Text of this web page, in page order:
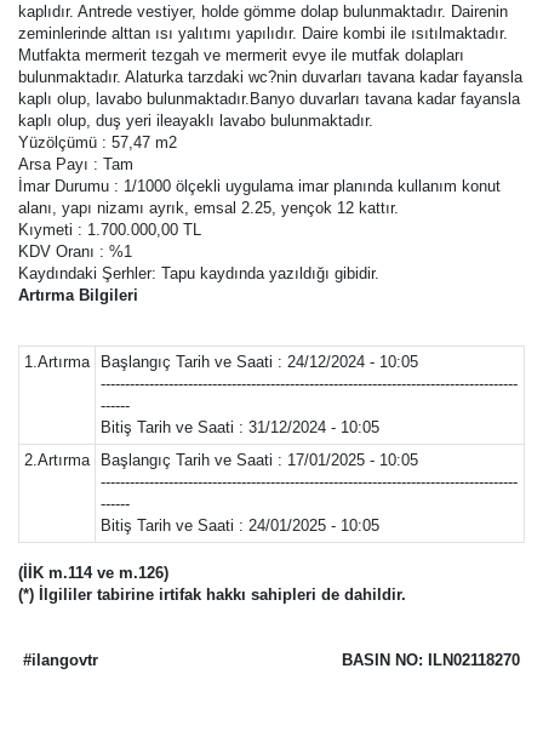
kaplıdır. Antrede vestiyer, holde gömme dolap bulunmaktadır. Dairenin
zeminlerinde alttan ısı yalıtımı yapılıdır. Daire kombi ile ısıtılmaktadır.
Mutfakta mermerit tezgah ve mermerit evye ile mutfak dolapları
bulunmaktadır. Alaturka tarzdaki wc?nin duvarları tavana kadar fayansla
kaplı olup, lavabo bulunmaktadır.Banyo duvarları tavana kadar fayansla
kaplı olup, duş yeri ileayaklı lavabo bulunmaktadır.
Yüzölçümü : 57,47 m2
Arsa Payı : Tam
İmar Durumu : 1/1000 ölçekli uygulama imar planında kullanım konut
alanı, yapı nizamı ayrık, emsal 2.25, yençok 12 kattır.
Kıymeti : 1.700.000,00 TL
KDV Oranı : %1
Kaydındaki Şerhler: Tapu kaydında yazıldığı gibidir.
Artırma Bilgileri
1.Artırma
Başlangıç Tarih ve Saati : 24/12/2024 - 10:05
--------------------------------------------------------------------------------------
------
Bitiş Tarih ve Saati : 31/12/2024 - 10:05
2.Artırma
Başlangıç Tarih ve Saati : 17/01/2025 - 10:05
--------------------------------------------------------------------------------------
------
Bitiş Tarih ve Saati : 24/01/2025 - 10:05
(İİK m.114 ve m.126)
(*) İlgililer tabirine irtifak hakkı sahipleri de dahildir.
#ilangovtr BASIN NO: ILN02118270